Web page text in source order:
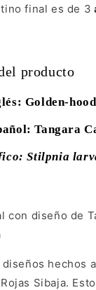
final es de 3
producto
Golden-
Tangara
Stilpnia
con diseño de
hechos
Sibaja.